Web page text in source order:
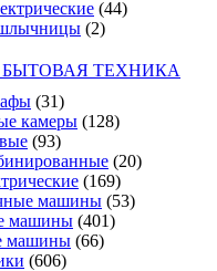
(44)
(2)
ТЕХНИКА
(31)
камеры (128)
(93)
(20)
(169)
машины (53)
машины (401)
машины (66)
(606)